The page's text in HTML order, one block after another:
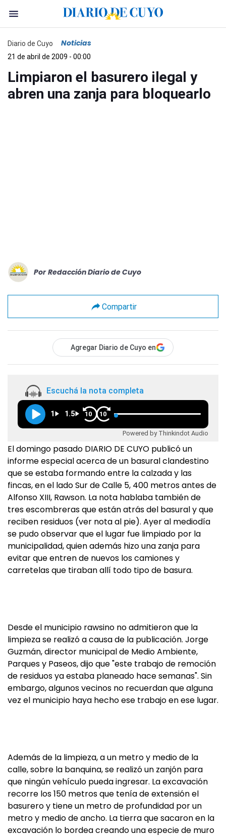
Diario de Cuyo Noticias
21 de abril de 2009 - 00:00
Limpiaron el basurero ilegal y
abren una zanja para bloquearlo
Por Redacción Diario de Cuyo
Compartir
Agregar Diario de Cuyo en
Escuchá la nota completa
1 1.5 10 10
Powered by Thinkindot Audio
El domingo pasado DIARIO DE CUYO publicó un
informe especial acerca de un basural clandestino
que se estaba formando entre la calzada y las
fincas, en el lado Sur de Calle 5, 400 metros antes de
Alfonso XIII, Rawson. La nota hablaba también de
tres escombreras que están atrás del basural y que
reciben residuos (ver nota al pie). Ayer al mediodía
se pudo observar que el lugar fue limpiado por la
municipalidad, quien además hizo una zanja para
evitar que entren de nuevos los camiones y
carretelas que tiraban allí todo tipo de basura.
Desde el municipio rawsino no admitieron que la
limpieza se realizó a causa de la publicación. Jorge
Guzmán, director municipal de Medio Ambiente,
Parques y Paseos, dijo que "este trabajo de remoción
de residuos ya estaba planeado hace semanas". Sin
embargo, algunos vecinos no recuerdan que alguna
vez el municipio haya hecho ese trabajo en ese lugar.
Además de la limpieza, a un metro y medio de la
calle, sobre la banquina, se realizó un zanjón para
que ningún vehículo pueda ingresar. La excavación
recorre los 150 metros que tenía de extensión el
basurero y tiene un metro de profundidad por un
metro y medio de ancho. La tierra que sacaron en la
excavación lo bordea creando una especie de muro